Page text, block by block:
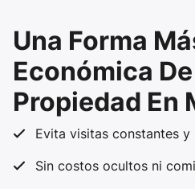
Una Forma
Económica
Propiedad En
Evita visitas constantes
Sin costos ocultos ni